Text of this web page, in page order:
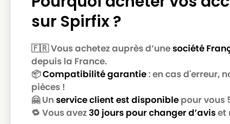
MIELE
MIELE
MIELE
MIELE S4756
MIELE
MIELE S4757
MIELE
MIELE S4758
sur Spirfix ?
🇫🇷 Vous achetez auprès d’unesociété
depuis la France.
📦Compatibilité garantie: en cas d'erreur,
pièces !
🤗 Un service client est disponible pour vous
🔁 Vous avez30 jours pour changer d’aviset